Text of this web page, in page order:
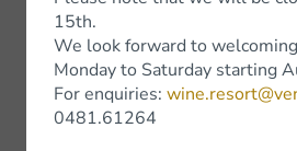
Vini
15th.
We look forward to
Monday to Saturday starting
For enquiries:
0481.61264